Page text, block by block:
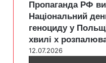
Пропаганда РФ
Національний
геноциду у
хвилі х
12.07.2026